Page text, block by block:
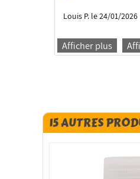
Louis P. le 24/01/2026
Afficher plus
15 AUTRES